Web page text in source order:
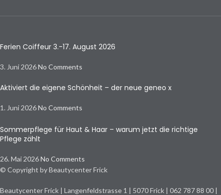
Ferien Coiffeur 3.-17. August 2026
3. Juni 2026No Comments
Aktiviert die eigene Schönheit – der neue geneo x
1. Juni 2026No Comments
Sommerpflege für Haut & Haar – warum jetzt die richtige
Pflege zählt
26. Mai 2026No Comments
© Copyright by Beautycenter Frick
Beautycenter Frick | Langenfeldstrasse 1 | 5070 Frick | 062 787 88 00 |